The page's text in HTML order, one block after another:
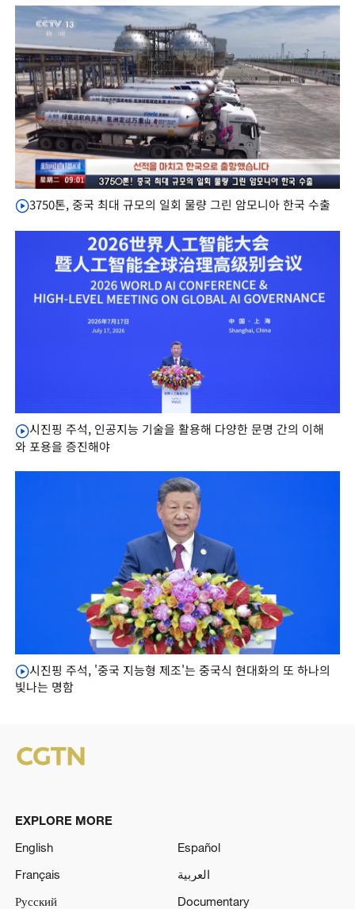
3750톤, 중국 최대 규모의 일회 물량 그린 암모니아 한국 수출
시진핑 주석, 인공지능 기술을 활용해 다양한 문명 간의 이해
와 포용을 증진해야
시진핑 주석, '중국 지능형 제조'는 중국식 현대화의 또 하나의
빛나는 명함
EXPLORE MORE
English
Español
Français
العربية
Русский
Documentary